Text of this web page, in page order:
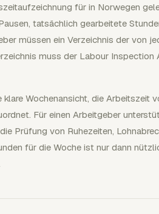
für in Norwegen
tatsächlich gearbeitete
müssen ein Verzeichnis der von
muss der Labour Inspection
Wochenansicht, die Arbeitszeit
Für einen Arbeitgeber
Prüfung von Ruhezeiten,
für die Woche ist nur dann